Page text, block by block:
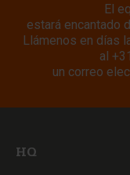
El
estará encantado
Llámenos en días
al
un correo
HQ